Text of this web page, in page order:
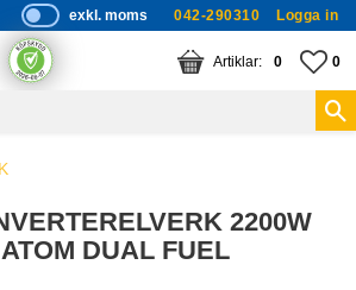
P
ri
s
s
exkl. moms 042-290310 Logga in
0
KUNDVAGN
ANTAL 0
2200W
DUAL FUEL